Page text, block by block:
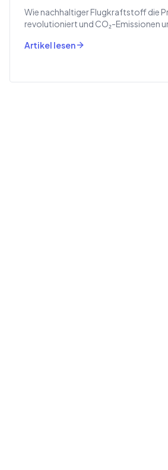
Wie nachhaltiger Flugkraftstoff die
revolutioniert und CO₂-Emissionen
Artikel lesen